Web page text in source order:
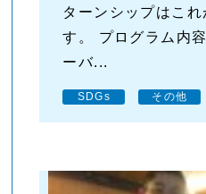
ターンシップはこ
す。 プログラム内
ーバ...
SDGs その他